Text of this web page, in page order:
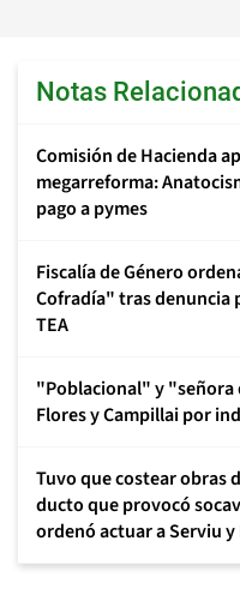
Notas
Comisión de Hacienda
megarreforma:
pago a pymes
Fiscalía de Género
Cofradía" tras denuncia
TEA
"Poblacional" y
Flores y Campillai por
Tuvo que costear obras
ducto que provocó
ordenó actuar a Serviu y